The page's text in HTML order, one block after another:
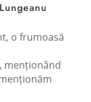
o frumoasă
menționând